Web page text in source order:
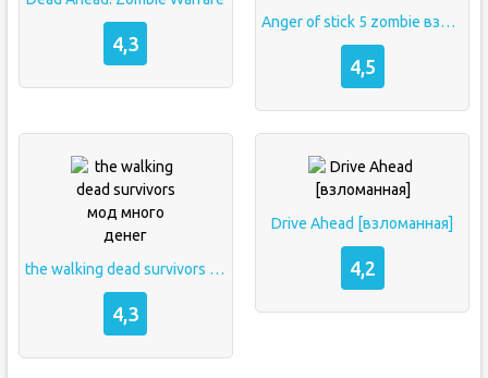
4,3
Anger of stick 5 zombie взлом
4,5
the walking dead survivors мод много денег
4,3
Drive Ahead [взломанная]
4,2